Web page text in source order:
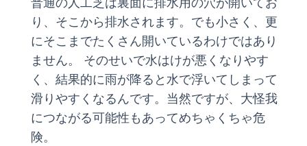
普通の人工芝は裏面に排水用の穴が開いてお
り、そこから排水されます。でも小さく、更
にそこまでたくさん開いているわけではあり
ません。 そのせいで水はけが悪くなりやす
く、結果的に雨が降ると水で浮いてしまって
滑りやすくなるんです。当然ですが、大怪我
につながる可能性もあってめちゃくちゃ危
険。